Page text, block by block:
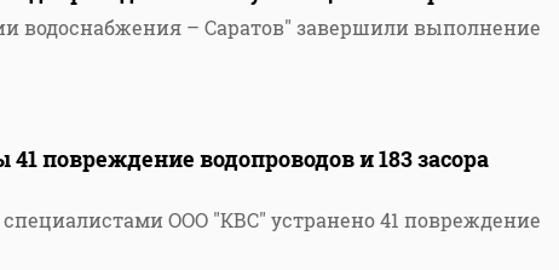
водоснабжения – Саратов" завершили выполнение
повреждение водопроводов и 183 засора
специалистами ООО "КВС" устранено 41 повреждение